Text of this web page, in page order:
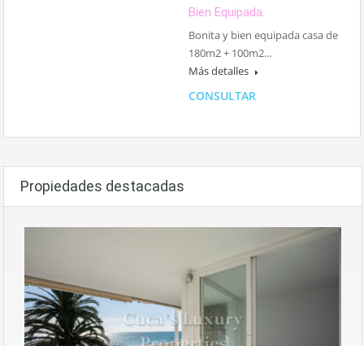
Bien Equipada.
Bonita y bien equipada casa de
180m2 + 100m2…
Más detalles
CONSULTAR
Propiedades destacadas